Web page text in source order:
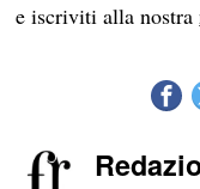
e iscriviti alla nostra